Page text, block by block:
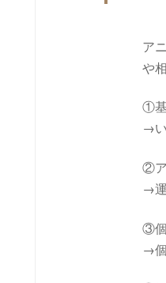
ア
や
①基
→
②ア
→
③個
→